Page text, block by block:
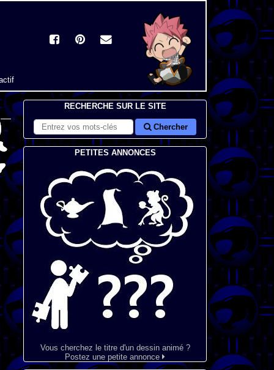
RECHERCHE SUR LE SITE
Chercher
PETITES ANNONCES
Vous cherchez le titre d'un dessin animé ?
Postez une petite annonce